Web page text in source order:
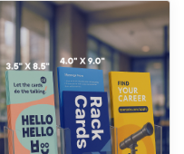
Ver detalles Tarjetas de